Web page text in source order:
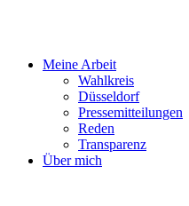
Meine Arbeit
Wahlkreis
Düsseldorf
Pressemitteilungen
Reden
Transparenz
Über mich